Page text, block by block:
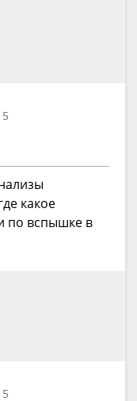
какое
по вспышке в